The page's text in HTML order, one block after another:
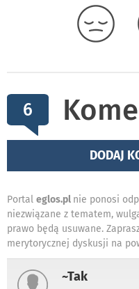
6
DODAJ
Portal eglos.pl nie ponosi
niezwiązane z tematem,
prawo będą usuwane.
merytorycznej dyskusji na
~Tak